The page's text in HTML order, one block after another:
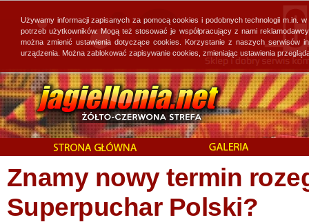
Znamy nowy termin
Superpuchar Polski?
Używamy informacji zapisanych za pomocą cookies i podobnych technologii
potrzeb użytkowników. Mogą też stosować je współpracujący z nami
można zmienić ustawienia dotyczące cookies. Korzystanie z naszych
urządzenia. Można zablokować zapisywanie cookies, zmieniając ustawienia